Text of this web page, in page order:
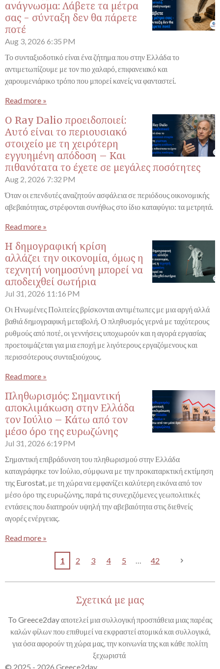
ανάγνωσμα: Λάβετε τα μέτρα
σας - σύνταξη δεν θα πάρετε
ποτέ
Aug 3, 2026 6:35 PM
Το συνταξιοδοτικό είναι ένα ζήτημα που στην Ελλάδα το
αντιμετωπίζουμε με τον πιο χαλαρό, επιφανειακό και
χαρουμενιάρικο τρόπο που μπορεί κανείς να φανταστεί.
Read more »
Ο Ray Dalio προειδοποιεί:
Αυτό είναι το περιουσιακό
στοιχείο με τη χειρότερη
εγγυημένη απόδοση – Και
πιθανότατα το έχετε σε μεγάλες ποσότητες
Aug 2, 2026 7:32 PM
Όταν οι επενδυτές αναζητούν ασφάλεια σε περιόδους οικονομικής
αβεβαιότητας, στρέφονται συνήθως στο ίδιο καταφύγιο: τα μετρητά.
Read more »
Η δημογραφική κρίση
αλλάζει την οικονομία, όμως η
τεχνητή νοημοσύνη μπορεί να
αποδειχθεί σωτήρια
Jul 31, 2026 11:16 PM
Οι Ηνωμένες Πολιτείες βρίσκονται αντιμέτωπες με μια αργή αλλά
βαθιά δημογραφική μεταβολή. Ο πληθυσμός γερνά με ταχύτερους
ρυθμούς από ποτέ, οι γεννήσεις υποχωρούν και η αγορά εργασίας
προετοιμάζεται για μια εποχή με λιγότερους εργαζόμενους και
περισσότερους συνταξιούχους.
Read more »
Πληθωρισμός: Σημαντική
αποκλιμάκωση στην Ελλάδα
τον Ιούλιο – Κάτω από τον
μέσο όρο της ευρωζώνης
Jul 31, 2026 6:19 PM
Σημαντική επιβράδυνση του πληθωρισμού στην Ελλάδα
καταγράφηκε τον Ιούλιο, σύμφωνα με την προκαταρκτική εκτίμηση
της Eurostat, με τη χώρα να εμφανίζει καλύτερη εικόνα από τον
μέσο όρο της ευρωζώνης, παρά τις συνεχιζόμενες γεωπολιτικές
εντάσεις που διατηρούν υψηλή την αβεβαιότητα στις διεθνείς
αγορές ενέργειας.
Read more »
1 2 3 4 5 42
Σχετικά με μας
To Greece2day αποτελεί μια συλλογική προσπάθεια μιας παρέας
καλών φίλων που επιθυμεί να εκφραστεί ατομικά και συλλογικά,
για όσα αφορούν τη χώρα μας, την κοινωνία της και κάθε πολίτη
ξεχωριστά
© 2025 - 2026 Greece2day